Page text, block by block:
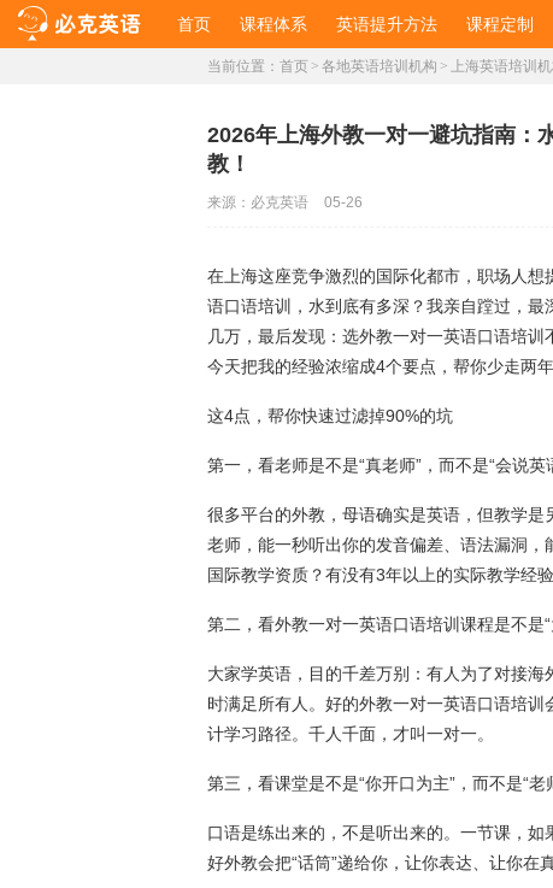
首页 课程体系 英语提升方法 课程定制
当前位置： 首页 > 各地英语培训机构 > 上海英语培训
2026年上海外教一对一避坑指南：
教！
来源： 必克英语 05-26
在上海这座竞争激烈的国际化都市，职场人
语口语培训，水到底有多深？我亲自蹚过，
几万，最后发现：选外教一对一英语口语培
今天把我的经验浓缩成4个要点，帮你少走两年
这4点，帮你快速过滤掉90%的坑
第一，看老师是不是“真老师”，而不是“会说英
很多平台的外教，母语确实是英语，但教学
老师，能一秒听出你的发音偏差、语法漏洞
国际教学资质？有没有3年以上的实际教学经
第二，看外教一对一英语口语培训课程是不是“
大家学英语，目的千差万别：有人为了对接
时满足所有人。好的外教一对一英语口语培
计学习路径。千人千面，才叫一对一。
第三，看课堂是不是“你开口为主”，而不是“老
口语是练出来的，不是听出来的。一节课，如
好外教会把“话筒”递给你，让你表达、让你在